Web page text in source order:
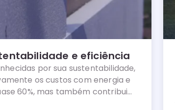
e eficiência
por sua sustentabilidade,
os custos com energia e
60%, mas também contribui
atmosfera.